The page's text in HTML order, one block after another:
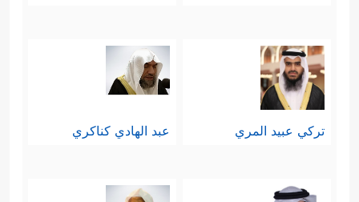
تركي عبيد المري عبد الهادي كناكري